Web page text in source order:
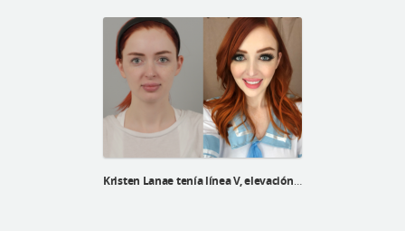
Kristen Lanae tenía línea V, elevación V3 y reposicionamiento de grasa debajo de los ojos